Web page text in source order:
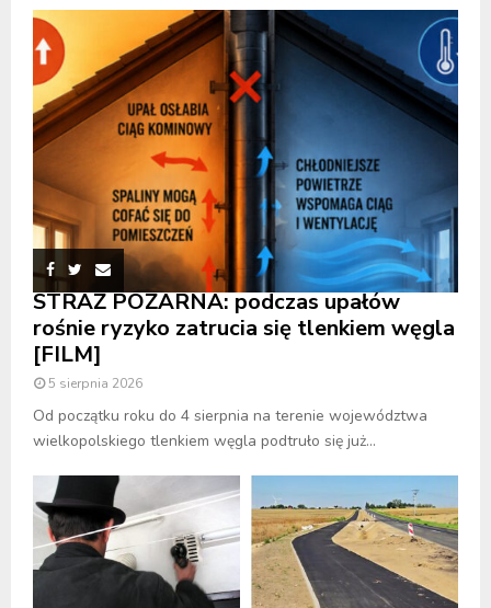
STRAŻ POŻARNA: podczas upałów
rośnie ryzyko zatrucia się tlenkiem węgla
[FILM]
5 sierpnia 2026
Od początku roku do 4 sierpnia na terenie województwa
wielkopolskiego tlenkiem węgla podtruło się już...